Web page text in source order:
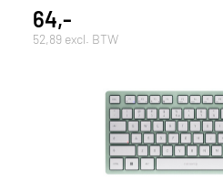
64,-
52,89 excl. BTW